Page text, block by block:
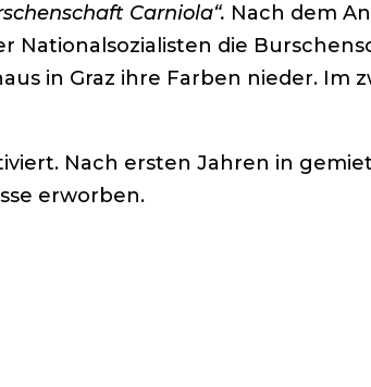
Carniola“. Nach dem
Nationalsozialisten die
in Graz ihre Farben nieder. Im
Nach ersten Jahren in
erworben.